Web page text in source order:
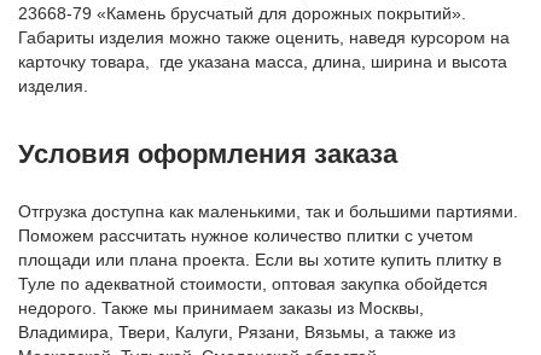
23668-79 «Камень брусчатый для дорожных покрытий».
Габариты изделия можно также оценить, наведя курсором на
карточку товара, где указана масса, длина, ширина и высота
изделия.
Условия оформления заказа
Отгрузка доступна как маленькими, так и большими партиями.
Поможем рассчитать нужное количество плитки с учетом
площади или плана проекта. Если вы хотите купить плитку в
Туле по адекватной стоимости, оптовая закупка обойдется
недорого. Также мы принимаем заказы из Москвы,
Владимира, Твери, Калуги, Рязани, Вязьмы, а также из